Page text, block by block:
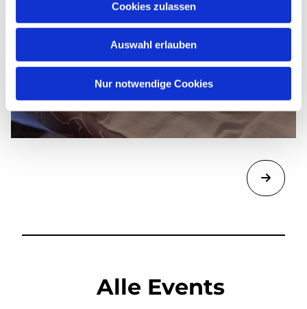
Cookies zulassen
Auswahl erlauben
Nur notwendige Cookies
Alle Events